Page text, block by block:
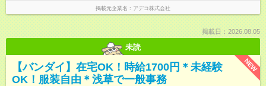
掲載元企業名 アデコ株式会社
掲載日：2026.08.05
未読
NEW
【バンダイ】在宅OK！時給1700円＊未経験
OK！服装自由＊浅草で一般事務